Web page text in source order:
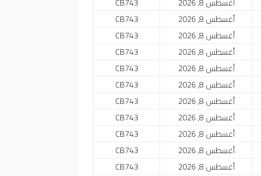
أغسطس 8, 2026
CB743
أغسطس 8, 2026
CB743
أغسطس 8, 2026
CB743
أغسطس 8, 2026
CB743
أغسطس 8, 2026
CB743
أغسطس 8, 2026
CB743
أغسطس 8, 2026
CB743
أغسطس 8, 2026
CB743
أغسطس 8, 2026
CB743
أغسطس 8, 2026
CB743